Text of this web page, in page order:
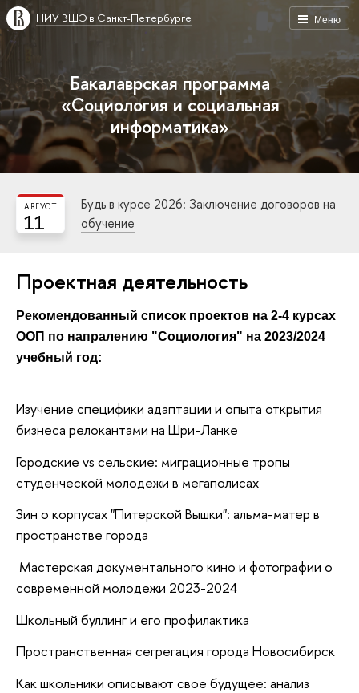
Меню
НИУ ВШЭ в Санкт-Петербурге
Бакалаврская программа
«Социология и социальная
информатика»
11
АВГУСТ
Будь в курсе 2026: Заключение договоров на
обучение
Проектная деятельность
Рекомендованный список проектов на 2-4 курсах
ООП по напралению "Социология" на 2023/2024
учебный год:
Изучение специфики адаптации и опыта открытия
бизнеса релокантами на Шри-Ланке
Городские vs сельские: миграционные тропы
студенческой молодежи в мегаполисах
Зин о корпусах "Питерской Вышки": альма-матер в
пространстве города
Мастерская документального кино и фотографии о
современной молодежи 2023-2024
Школьный буллинг и его профилактика
Пространственная сегрегация города Новосибирск
Как школьники описывают свое будущее: анализ